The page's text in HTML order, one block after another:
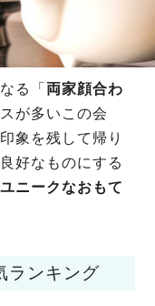
る「 両家顔合わ
が多いこの会
象を残して帰り
好なものにする
ニークなおもて
ランキング